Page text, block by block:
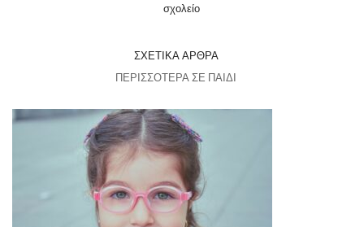
σχολείο
ΣΧΕΤΙΚΆ ΆΡΘΡΑ
ΠΕΡΙΣΣΌΤΕΡΑ ΣΕ ΠΑΙΔΊ